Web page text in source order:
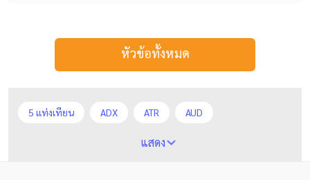
หัวข้อทั้งหมด
5 แท่งเทียน ADX ATR AUD
Average True Range
แสดง